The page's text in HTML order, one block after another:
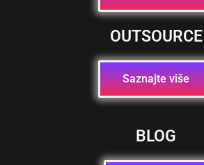
OUTSOURCE
Saznajte više
BLOG